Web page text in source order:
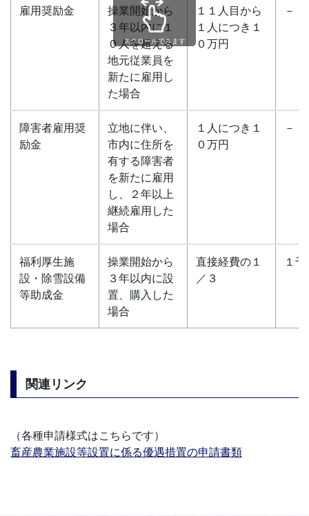
雇用奨励金
操業開始から
３年以内に１
０人を超える
地元従業員を
新たに雇用し
た場合
１１人目から
１人につき１
０万円
－
障害者雇用奨
励金
立地に伴い、
市内に住所を
有する障害者
を新たに雇用
し、２年以上
継続雇用した
場合
１人につき１
０万円
－
福利厚生施
設・除雪設備
等助成金
操業開始から
３年以内に設
置、購入した
場合
直接経費の１
／３
１
スクロールできます
関連リンク
（各種申請様式はこちらです）
畜産農業施設等設置に係る優遇措置の申請書類